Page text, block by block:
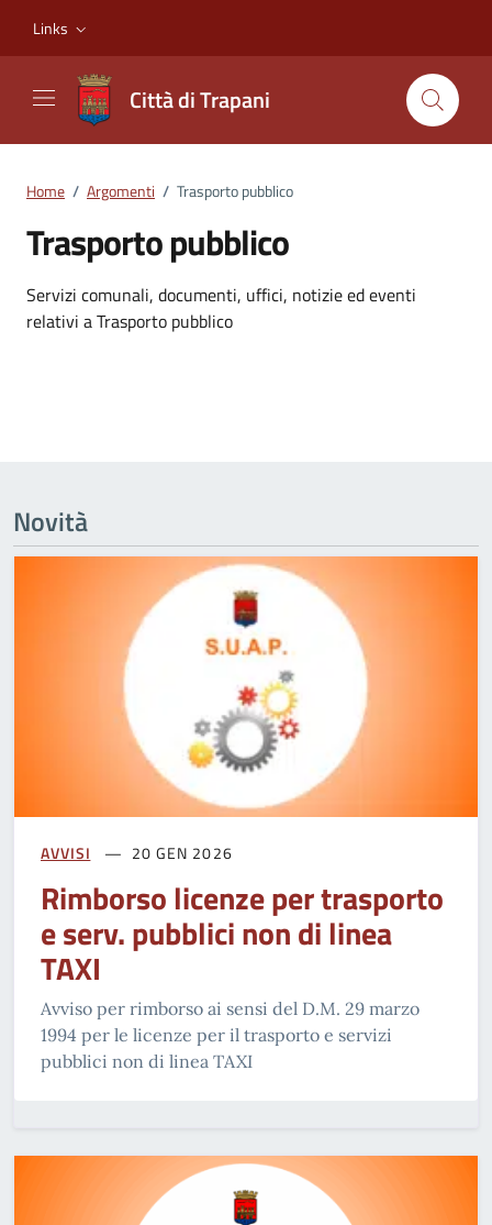
Links
Città di Trapani
Home / Argomenti / Trasporto pubblico
Trasporto pubblico
Dettagli dell'argomento
Servizi comunali, documenti, uffici, notizie ed eventi
relativi a Trasporto pubblico
Novità
AVVISI 20 GEN 2026
Rimborso licenze per trasporto
e serv. pubblici non di linea
TAXI
Avviso per rimborso ai sensi del D.M. 29 marzo
1994 per le licenze per il trasporto e servizi
pubblici non di linea TAXI